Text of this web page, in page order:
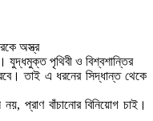
অস্ত্র
যুদ্ধমুক্ত পৃথিবী ও বিশ্বশান্তির
তাই এ ধরনের সিদ্ধান্ত থেকে
প্রাণ বাঁচানোর বিনিয়োগ চাই।